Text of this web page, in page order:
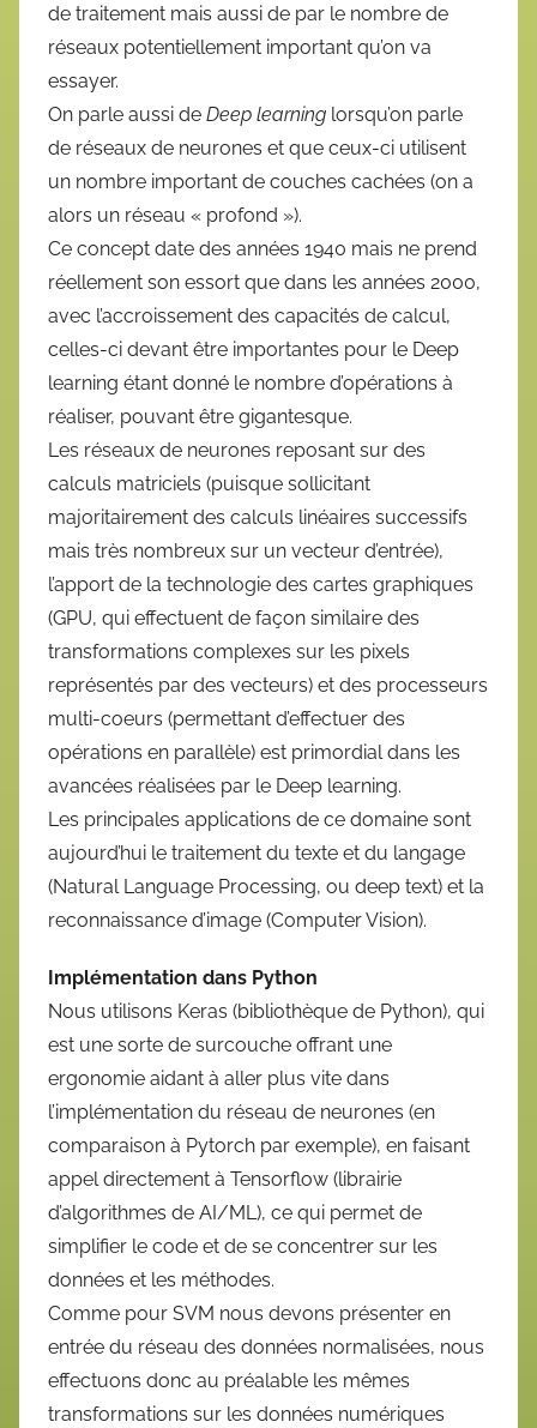
de traitement mais aussi de par le nombre de
réseaux potentiellement important qu’on va
essayer.
On parle aussi de Deep learning lorsqu’on parle
de réseaux de neurones et que ceux-ci utilisent
un nombre important de couches cachées (on a
alors un réseau « profond »).
Ce concept date des années 1940 mais ne prend
réellement son essort que dans les années 2000,
avec l’accroissement des capacités de calcul,
celles-ci devant être importantes pour le Deep
learning étant donné le nombre d’opérations à
réaliser, pouvant être gigantesque.
Les réseaux de neurones reposant sur des
calculs matriciels (puisque sollicitant
majoritairement des calculs linéaires successifs
mais très nombreux sur un vecteur d’entrée),
l’apport de la technologie des cartes graphiques
(GPU, qui effectuent de façon similaire des
transformations complexes sur les pixels
représentés par des vecteurs) et des processeurs
multi-coeurs (permettant d’effectuer des
opérations en parallèle) est primordial dans les
avancées réalisées par le Deep learning.
Les principales applications de ce domaine sont
aujourd’hui le traitement du texte et du langage
(Natural Language Processing, ou deep text) et la
reconnaissance d’image (Computer Vision).
Implémentation dans Python
Nous utilisons Keras (bibliothèque de Python), qui
est une sorte de surcouche offrant une
ergonomie aidant à aller plus vite dans
l’implémentation du réseau de neurones (en
comparaison à Pytorch par exemple), en faisant
appel directement à Tensorflow (librairie
d’algorithmes de AI/ML), ce qui permet de
simplifier le code et de se concentrer sur les
données et les méthodes.
Comme pour SVM nous devons présenter en
entrée du réseau des données normalisées, nous
effectuons donc au préalable les mêmes
transformations sur les données numériques